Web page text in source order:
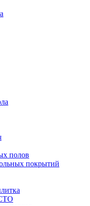
полов
покрытий